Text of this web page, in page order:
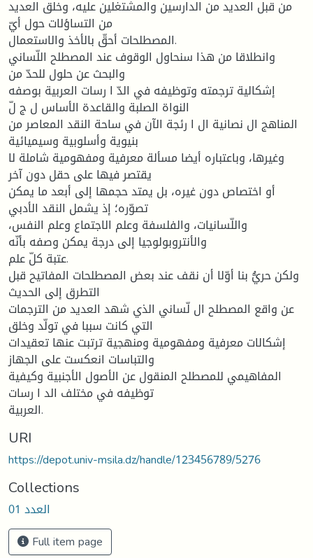
من قبل العديد من الدارسين والمشتغلين عليه، وخلق العديد
من التساؤلات حول أيّ
المصطلحات أحقّ بالأخذ والاستعمال.
وانطلاقا من هذا سنحاول الوقوف عند المصطلح اللّساني
والبحث عن حلول للحدّ من
إشكالية ترجمته وتوظيفه في الدّ ا رسات العربية بوصفه
النواة الصلبة والقاعدة الأساس ل ج لّ
المناهج ال نصانية ال ا رئجة الآن في ساحة النقد المعاصر من
بنيوية وأسلوبية وسيميائية
وغيرها، وباعتباره أيضا مسألة معرفية ومفهومية شاملة لا
يقتصر فيها على حقل دون آخر
أو اختصاص دون غيره، بل يمتد حجمها إلى أبعد ما يمكن
تصوّره؛ إذ يشمل النقد الأدبي
واللّسانيات، والفلسفة وعلم الاجتماع وعلم النفس،
والأنتروبولوجيا إلى درجة يمكن وصفه بأنّه
عتبة كلّ علم.
ولكن حريُّ بنا أوّلا أن نقف عند بعض المصطلحات المفاتيح قبل
التطرق إلى الحديث
عن واقع المصطلح ال لّساني الذي شهد العديد من الترجمات
التي كانت سببا في تولّد وخلق
إشكالات معرفية ومفهومية ومنهجية ترتبت عنها تعقيدات
والتباسات انعكست على الجهاز
المفاهيمي للمصطلح المنقول عن الأصول الأجنبية وكيفية
توظيفه في مختلف الد ا رسات
العربية.
URI
https://depot.univ-msila.dz/handle/123456789/5276
Collections
العدد 01
Full item page